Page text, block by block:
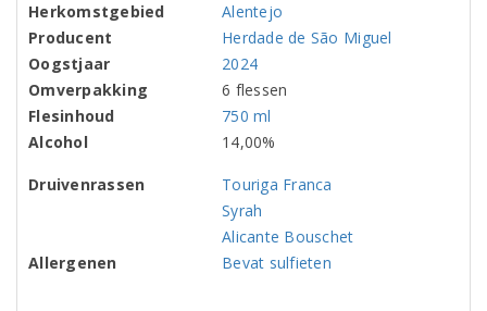
Herkomstgebied
Alentejo
Producent
Herdade de São Miguel
Oogstjaar
2024
Omverpakking
6 flessen
Flesinhoud
750 ml
Alcohol
14,00%
Druivenrassen
Touriga Franca
Syrah
Alicante Bouschet
Allergenen
Bevat sulfieten